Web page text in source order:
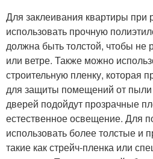
Для заклеивания квартиры при
использовать прочную
должна быть толстой, чтобы не
или ветре. Также можно
строительную пленку, которая
для защиты помещений от пыли
дверей подойдут прозрачные
естественное освещение. Для
использовать более толстые и
такие как стрейч-пленка или